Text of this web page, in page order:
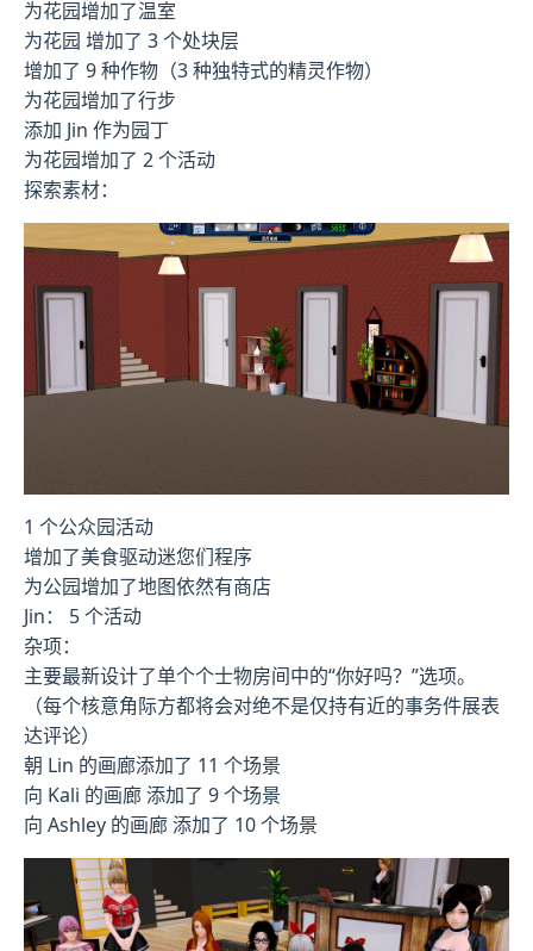
为花园增加了温室
为花园 增加了 3 个处块层
增加了 9 种作物（3 种独特式的精灵作物）
为花园增加了行步
添加 Jin 作为园丁
为花园增加了 2 个活动
探索素材：
1 个公众园活动
增加了美食驱动迷您们程序
为公园增加了地图依然有商店
Jin： 5 个活动
杂项：
主要最新设计了单个个士物房间中的“你好吗？”选项。
（每个核意角际方都将会对绝不是仅持有近的事务件展表
达评论）
朝 Lin 的画廊添加了 11 个场景
向 Kali 的画廊 添加了 9 个场景
向 Ashley 的画廊 添加了 10 个场景